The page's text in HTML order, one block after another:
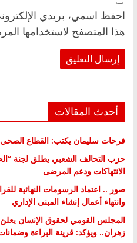
احفظ اسمي، بريدي
هذا المتصفح لاستخدامها
أحدث المقالات
فرحات سليمان يكتب: القطاع الصحي
حزب التحالف الشعبي يطلق لجنة
الانتهاكات ودعم المرضى
صور .. اعتماد الرسومات النهائية
وانتهاء أعمال إنشاء المبنى الإداري
المجلس القومي لحقوق الإنسان
زهران.. ويؤكد: قرينة البراءة